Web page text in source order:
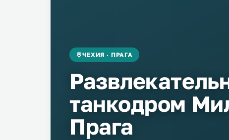
ЧЕХИЯ · ПРАГА
танкодром
Прага